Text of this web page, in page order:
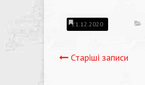
21.12.2020
Навігація
Старіші записи